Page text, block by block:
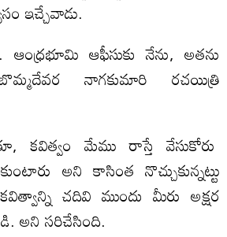
ఇచ్చేవాడు.
ఆంధ్రభూమి ఆఫీసుకు నేను, అతను
నాగకుమారి రచయిత్రి
కవిత్వం మేము రాస్తే వేసుకోరు
అని కాసింత నొచ్చుకున్నట్టు
చదివి ముందు మీరు అక్షర
అని సరిచేసింది.